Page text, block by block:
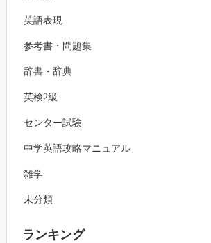
英語表現
参考書・問題集
辞書・辞典
英検2級
センター試験
中学英語攻略マニュアル
雑学
未分類
ランキング